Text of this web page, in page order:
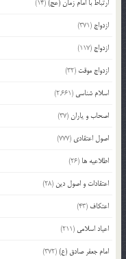
ارتباط با امام زمان (عج)(14)
ازدواج (371)
ازدواج (117)
ازدواج موقت (32)
اسلام شناسی (2,661)
اصحاب و یاران(37)
اصول اعتقادی (777)
اطلاعیه ها (26)
اعتقادات و اصول دین (28)
اعتکاف (43)
اعیاد اسلامی (211)
امام جعفر صادق (ع)(372)